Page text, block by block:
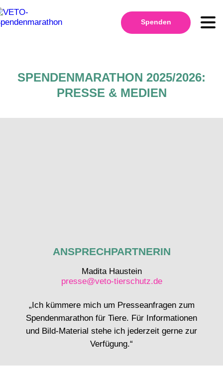
Spenden
SPENDENMARATHON 2025/2026:
PRESSE & MEDIEN
ANSPRECHPARTNERIN
Madita Haustein
presse@veto-tierschutz.de
„Ich kümmere mich um Presseanfragen zum
Spendenmarathon für Tiere. Für Informationen
und Bild-Material stehe ich jederzeit gerne zur
Verfügung.“